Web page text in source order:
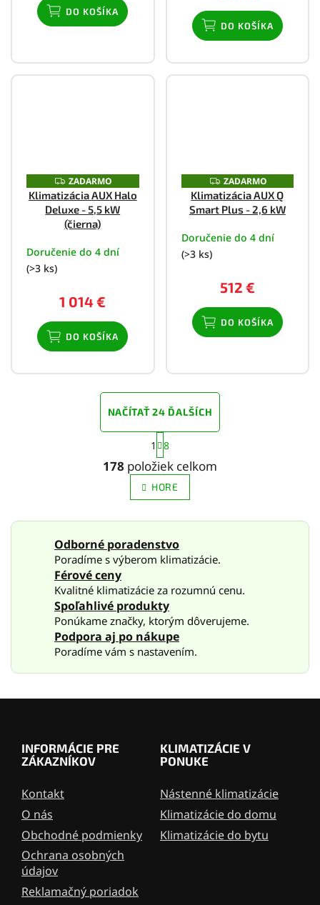
DO KOŠÍKA
DO KOŠÍKA
Z
A
D
A
R
M
ZADARMO
Klimatizácia AUX Halo
Deluxe - 5,5 kW
(čierna)
Doručenie do 4 dní
(>3 ks)
1 014 €
DO KOŠÍKA
Z
A
D
A
O
ZADARMO
Klimatizácia AUX Q
Smart Plus - 2,6 kW
Doručenie do 4 dní
(>3 ks)
512 €
DO KOŠÍKA
O
v
l
á
a
i
e
r
v
k
y
v
ý
s
NAČÍTAŤ 24 ĎALŠÍCH
t
r
á
n
k
v
n
i
1 8
178 položiek celkom
HORE
Odborné poradenstvo
Poradíme s výberom klimatizácie.
Férové ceny
Kvalitné klimatizácie za rozumnú cenu.
Spoľahlivé produkty
Ponúkame značky, ktorým dôverujeme.
Podpora aj po nákupe
Poradíme vám s nastavením.
INFORMÁCIE PRE
ZÁKAZNÍKOV
Kontakt
O nás
Obchodné podmienky
Ochrana osobných
údajov
Reklamačný poriadok
KLIMATIZÁCIE V
PONUKE
Nástenné klimatizácie
Klimatizácie do domu
Klimatizácie do bytu